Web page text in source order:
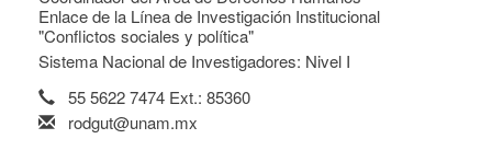
Enlace de la Línea de Investigación Institucional
"Conflictos sociales y política"
Sistema Nacional de Investigadores: Nivel I
55 5622 7474 Ext.: 85360
rodgut@unam.mx